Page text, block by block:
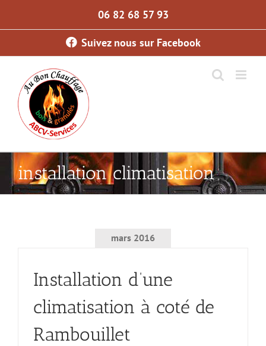
06 82 68 57 93
Suivez nous sur Facebook
installation climatisation
mars 2016
Installation d’une
climatisation à coté de
Rambouillet